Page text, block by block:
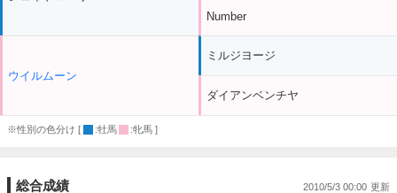
ウイルムーン
Number
ミルジヨージ
ダイアンベンチヤ
※性別の色分け [ :牡馬 :牝馬 ]
総合成績 2010/5/3 00:00